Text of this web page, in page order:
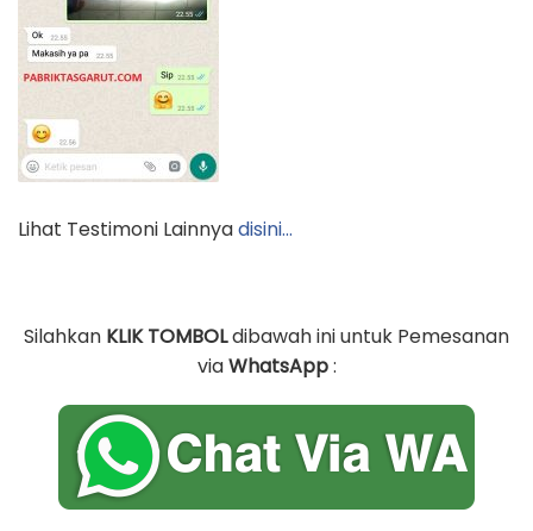
Lihat Testimoni Lainnyadisini…
Silahkan KLIK TOMBOLdibawah ini untuk Pemesanan
viaWhatsApp: